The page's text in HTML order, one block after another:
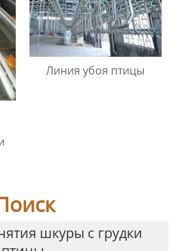
Линия убоя птицы
шкуры с грудки